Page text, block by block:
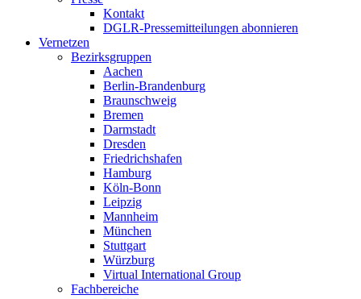
Kontakt
DGLR-Pressemitteilungen abonnieren
Vernetzen
Bezirksgruppen
Aachen
Berlin-Brandenburg
Braunschweig
Bremen
Darmstadt
Dresden
Friedrichshafen
Hamburg
Köln-Bonn
Leipzig
Mannheim
München
Stuttgart
Würzburg
Virtual International Group
Fachbereiche